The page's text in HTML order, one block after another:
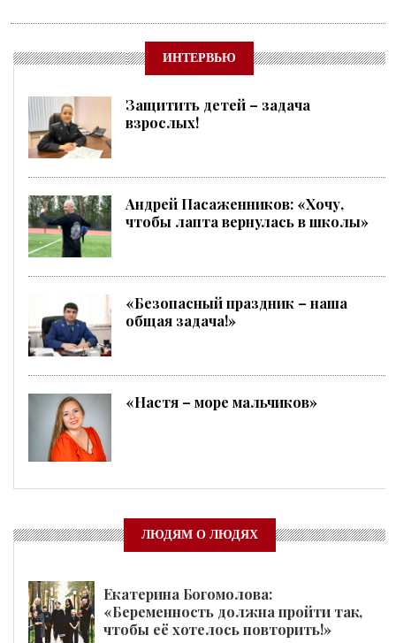
ИНТЕРВЬЮ
Защитить детей – задача
взрослых!
Андрей Пасаженников: «Хочу,
чтобы лапта вернулась в школы»
«Безопасный праздник – наша
общая задача!»
«Настя – море мальчиков»
ЛЮДЯМ О ЛЮДЯХ
Екатерина Богомолова:
«Беременность должна пройти так,
чтобы её хотелось повторить!»